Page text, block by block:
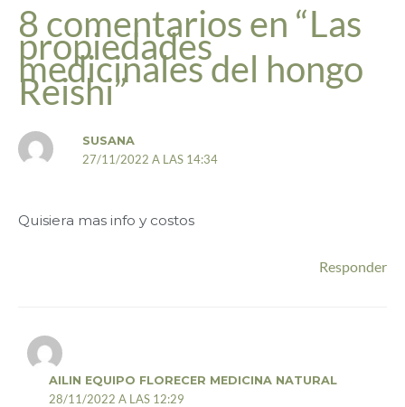
8 comentarios en “Las
propiedades
medicinales del hongo
Reishi”
SUSANA
27/11/2022 A LAS 14:34
Quisiera mas info y costos
Responder
AILIN EQUIPO FLORECER MEDICINA NATURAL
28/11/2022 A LAS 12:29